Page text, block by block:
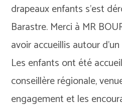
drapeaux enfants s’est
Barastre. Merci à MR
avoir accueillis autour
Les enfants ont été
conseillère régionale,
engagement et les